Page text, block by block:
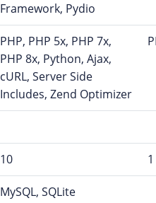
Framework, Pydio
PHP, PHP 5x, PHP 7x,
PHP 8x, Python, Ajax,
cURL, Server Side
Includes, Zend Optimizer
10 1
MySQL, SQLite